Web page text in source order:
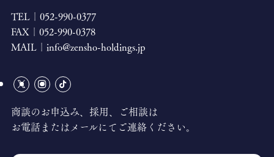
TEL｜ 052-990-0377
FAX｜ 052-990-0378
MAIL｜ info@zensho-holdings.jp
商談のお申込み、採用、ご相談は
お電話またはメールにてご連絡ください。